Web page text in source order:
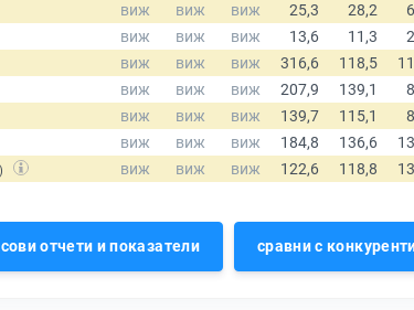
отчети и показатели сравни с